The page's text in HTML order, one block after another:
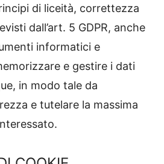
di liceità, correttezza
dall’art. 5 GDPR, anche
informatici e
e gestire i dati
in modo tale da
e tutelare la massima